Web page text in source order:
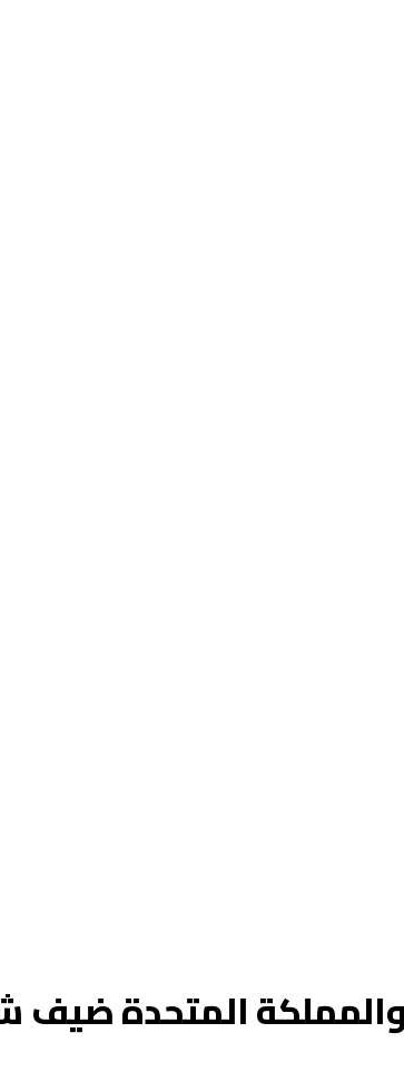
والمملكة المتحدة